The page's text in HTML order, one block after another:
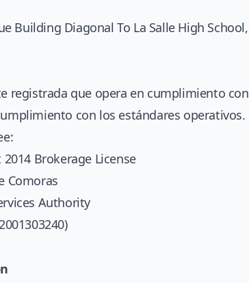
Building Diagonal To La Salle High School,
registrada que opera en cumplimiento con
con los estándares operativos.
Brokerage License
Comoras
Authority